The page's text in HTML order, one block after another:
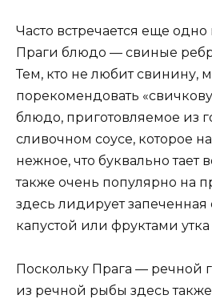
Часто встречается еще
Праги блюдо — свиные
Тем, кто не любит свинину,
порекомендовать
блюдо, приготовляемое из
сливочном соусе, которое
нежное, что буквально тает
также очень популярно на
здесь лидирует
капустой или фруктами
Поскольку Прага — речной
из речной рыбы здесь